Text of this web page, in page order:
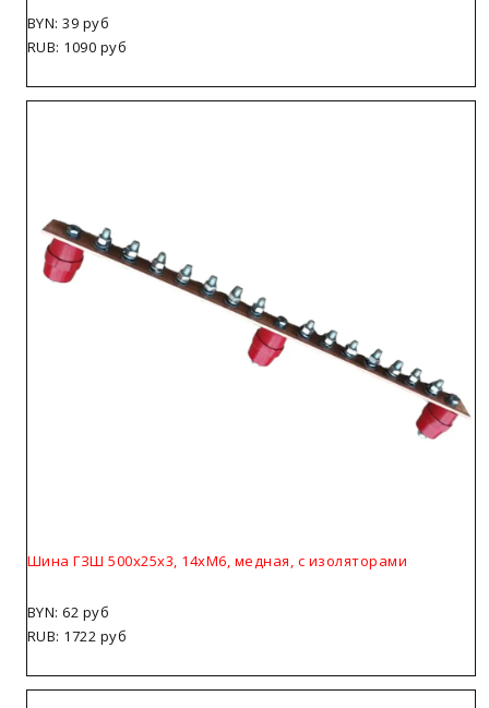
BYN: 39 руб
RUB: 1090 руб
Шина ГЗШ 500х25х3, 14хМ6, медная, с изоляторами
BYN: 62 руб
RUB: 1722 руб